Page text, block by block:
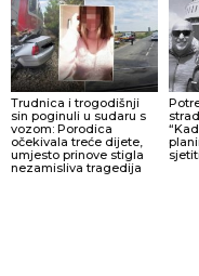
Trudnica i trogodišnji
sin poginuli u sudaru s
vozom: Porodica
očekivala treće dijete,
umjesto prinove stigla
nezamisliva tragedija